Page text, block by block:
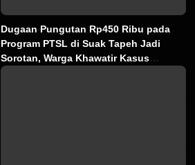
Dugaan Pungutan Rp450 Ribu pada
Program PTSL di Suak Tapeh Jadi
Sorotan, Warga Khawatir Kasus
Sembawa Terulang